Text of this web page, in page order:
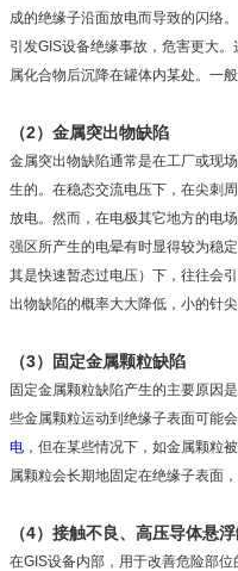
成的绝缘子沿面放电而导致的闪络
引发GIS设备绝缘事故，危害更大
属化合物后沉降在罐体内某处。一
（2）金属突出物缺陷
金属突出物缺陷通常是在工厂或现
生的。在稳态交流电压下，在尖刺
放电。然而，在电极其它地方的电
强区所产生的电晕有时显得较为稳
其是快速暂态过电压）下，往往会
出物缺陷的概率大大降低，小的针
（3）固定金属颗粒缺陷
固定金属颗粒缺陷产生的主要原因
些金属颗粒运动到绝缘子表面可能
电 ，但在某些情况下，如金属颗粒
属颗粒会长期地固定在绝缘子表面
（4）接触不良、高压导体悬
在GIS设备内部，用于改善危险部